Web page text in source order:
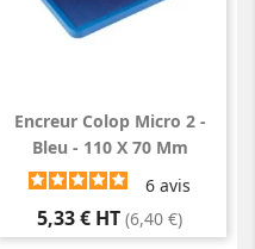
Encreur Colop Micro 2 -
Bleu - 110 X 70 Mm
6avis
Prix
5,33 € HT (6,40 €)